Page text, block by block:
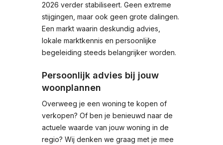
2026 verder stabiliseert. Geen extreme
stijgingen, maar ook geen grote dalingen.
Een markt waarin deskundig advies,
lokale marktkennis en persoonlijke
begeleiding steeds belangrijker worden.
Persoonlijk advies bij jouw
woonplannen
Overweeg je een woning te kopen of
verkopen? Of ben je benieuwd naar de
actuele waarde van jouw woning in de
regio? Wij denken we graag met je mee